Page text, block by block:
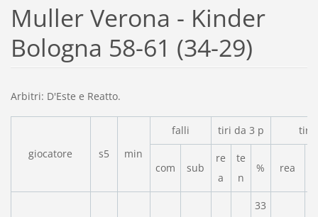
Muller Verona - Kinder
Bologna 58-61 (34-29)
Arbitri: D'Este e Reatto.
giocatore s5 min
falli tiri da 3 p tiri
com sub
re
a
te
n
% rea
33